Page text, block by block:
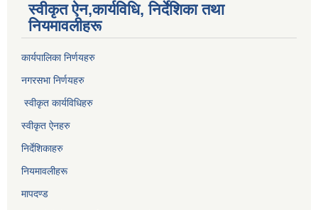
स्वीकृत ऐन,कार्यविधि, निर्देशिका तथा
नियमावलीहरू
कार्यपालिका निर्णयहरु
नगरसभा निर्णयहरु
स्वीकृत कार्यविधिहरु
स्वीकृत ऐनहरु
निर्देशिकाहरु
नियमावलीहरू
मापदण्ड